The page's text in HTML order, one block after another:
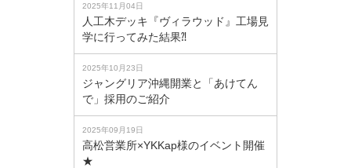
2025年11月04日
人工木デッキ『ヴィラウッド』工場見
学に行ってみた結果⁈
2025年10月23日
ジャングリア沖縄開業と「あけてん
で」採用のご紹介
2025年09月19日
高松営業所×YKKap様のイベント開催
★